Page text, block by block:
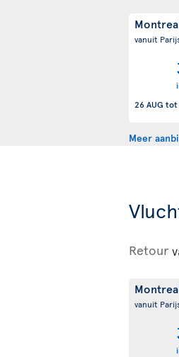
vanuit
26 AUG tot
Meer
Retour
vanuit